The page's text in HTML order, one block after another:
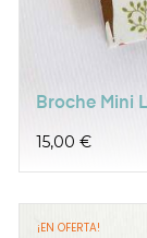
Broche Mini
Precio
15,00 €
¡EN OFERTA!